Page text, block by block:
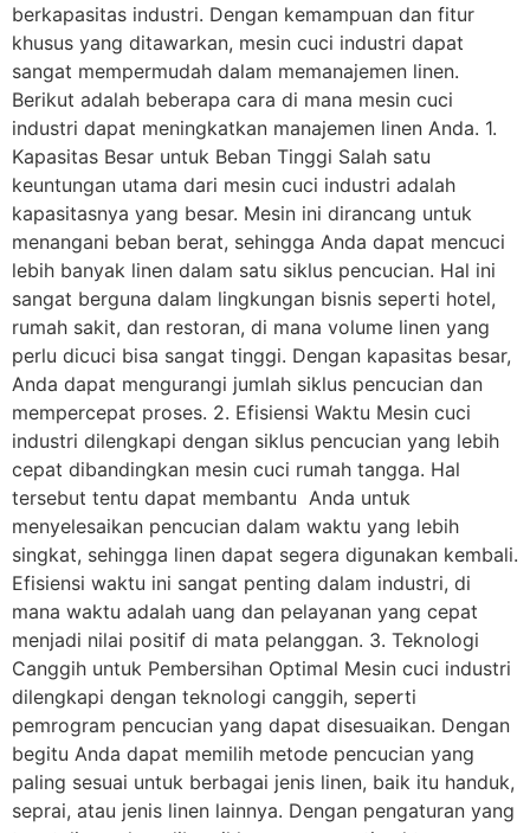
berkapasitas industri. Dengan kemampuan dan fitur
khusus yang ditawarkan, mesin cuci industri dapat
sangat mempermudah dalam memanajemen linen.
Berikut adalah beberapa cara di mana mesin cuci
industri dapat meningkatkan manajemen linen Anda. 1.
Kapasitas Besar untuk Beban Tinggi Salah satu
keuntungan utama dari mesin cuci industri adalah
kapasitasnya yang besar. Mesin ini dirancang untuk
menangani beban berat, sehingga Anda dapat mencuci
lebih banyak linen dalam satu siklus pencucian. Hal ini
sangat berguna dalam lingkungan bisnis seperti hotel,
rumah sakit, dan restoran, di mana volume linen yang
perlu dicuci bisa sangat tinggi. Dengan kapasitas besar,
Anda dapat mengurangi jumlah siklus pencucian dan
mempercepat proses. 2. Efisiensi Waktu Mesin cuci
industri dilengkapi dengan siklus pencucian yang lebih
cepat dibandingkan mesin cuci rumah tangga. Hal
tersebut tentu dapat membantu Anda untuk
menyelesaikan pencucian dalam waktu yang lebih
singkat, sehingga linen dapat segera digunakan kembali.
Efisiensi waktu ini sangat penting dalam industri, di
mana waktu adalah uang dan pelayanan yang cepat
menjadi nilai positif di mata pelanggan. 3. Teknologi
Canggih untuk Pembersihan Optimal Mesin cuci industri
dilengkapi dengan teknologi canggih, seperti
pemrogram pencucian yang dapat disesuaikan. Dengan
begitu Anda dapat memilih metode pencucian yang
paling sesuai untuk berbagai jenis linen, baik itu handuk,
seprai, atau jenis linen lainnya. Dengan pengaturan yang